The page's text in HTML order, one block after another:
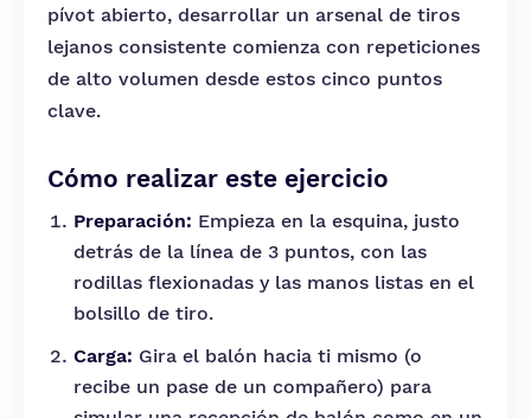
pívot abierto, desarrollar un arsenal de tiros
lejanos consistente comienza con repeticiones
de alto volumen desde estos cinco puntos
clave.
Cómo realizar este ejercicio
Preparación: Empieza en la esquina, justo
detrás de la línea de 3 puntos, con las
rodillas flexionadas y las manos listas en el
bolsillo de tiro.
Carga: Gira el balón hacia ti mismo (o
recibe un pase de un compañero) para